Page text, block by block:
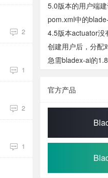
2
1
2
1
5.0版本的用户端
4.5版本actuator没
官方产品